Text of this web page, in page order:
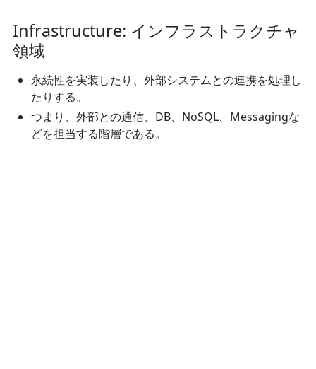
Infrastructure: インフラストラクチャ
領域
永続性を実装したり、外部システムとの連携を処理し
たりする。
つまり、外部との通信、DB、NoSQL、Messagingな
どを担当する階層である。